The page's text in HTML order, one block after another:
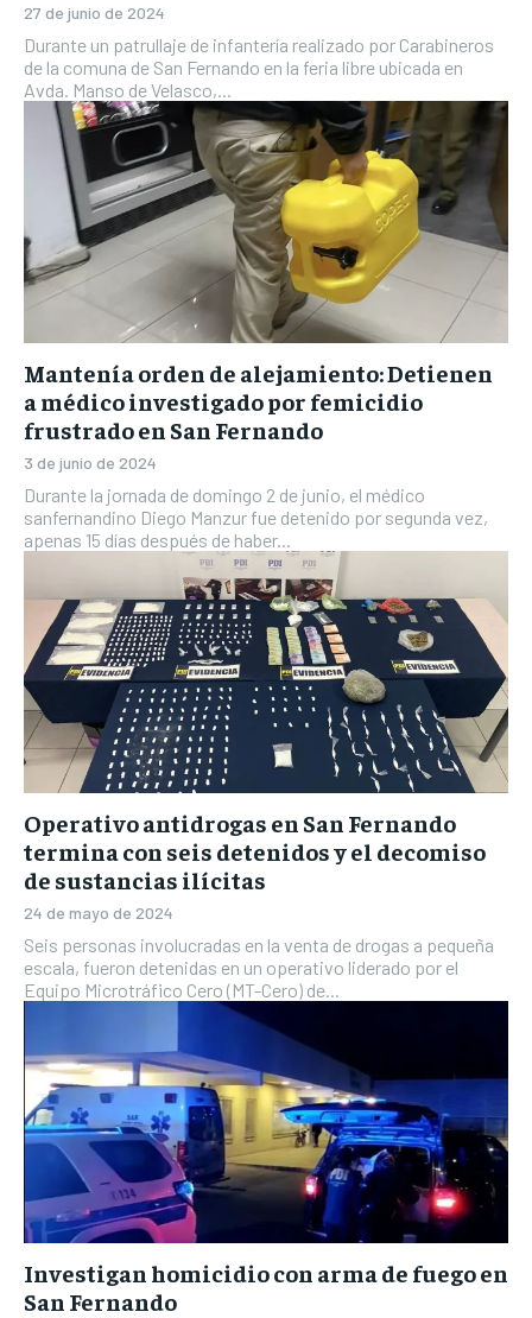
27 de junio de 2024
Durante un patrullaje de infantería realizado por Carabineros
de la comuna de San Fernando en la feria libre ubicada en
Avda. Manso de Velasco,...
Mantenía orden de alejamiento: Detienen
a médico investigado por femicidio
frustrado en San Fernando
3 de junio de 2024
Durante la jornada de domingo 2 de junio, el médico
sanfernandino Diego Manzur fue detenido por segunda vez,
apenas 15 días después de haber...
Operativo antidrogas en San Fernando
termina con seis detenidos y el decomiso
de sustancias ilícitas
24 de mayo de 2024
Seis personas involucradas en la venta de drogas a pequeña
escala, fueron detenidas en un operativo liderado por el
Equipo Microtráfico Cero (MT-Cero) de...
Investigan homicidio con arma de fuego en
San Fernando